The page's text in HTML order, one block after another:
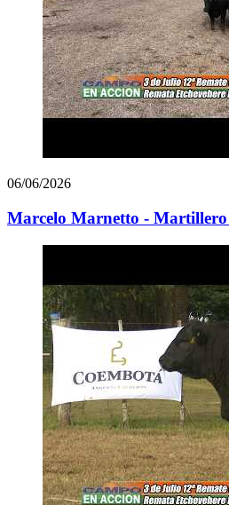
06/06/2026
Marcelo Marnetto - Martillero